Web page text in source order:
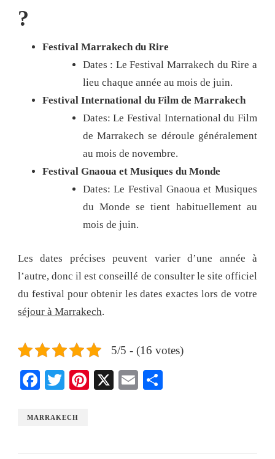
?
Festival Marrakech du Rire
Dates : Le Festival Marrakech du Rire a
lieu chaque année au mois de juin.
Festival International du Film de Marrakech
Dates: Le Festival International du Film
de Marrakech se déroule généralement
au mois de novembre.
Festival Gnaoua et Musiques du Monde
Dates: Le Festival Gnaoua et Musiques
du Monde se tient habituellement au
mois de juin.
Les dates précises peuvent varier d’une année à
l’autre, donc il est conseillé de consulter le site officiel
du festival pour obtenir les dates exactes lors de votre
séjour à Marrakech.
5/5 - (16 votes)
Facebook
TwitterPinterest
X Email
MARRAKECH